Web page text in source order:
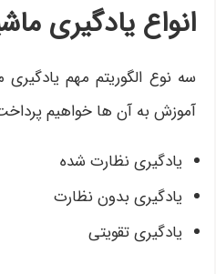
انواع یادگیری
سه نوع الگوریتم مهم
آموزش به آن ها خواهیم
یادگیری نظارت شده
یادگیری بدون نظارت
یادگیری تقویتی